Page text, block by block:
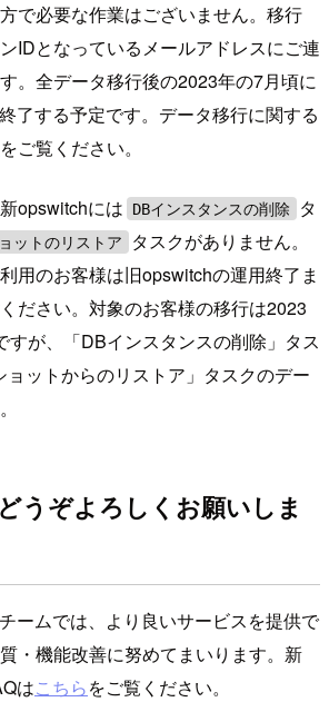
で必要な作業はございません。移行
IDとなっているメールアドレスにご連
。全データ移行後の2023年の7月頃に
了する予定です。データ移行に関する
をご覧ください。
opswitchには DBインスタンスの削除
タ
ットのリストア
タスクがありません。
用のお客様は旧opswitchの運用終了ま
ださい。対象のお客様の移行は2023
すが、「DBインスタンスの削除」タス
ョットからのリストア」タスクのデー
うぞよろしくお願いしま
ームでは、より良いサービスを提供で
・機能改善に努めてまいります。新
はこちらをご覧ください。